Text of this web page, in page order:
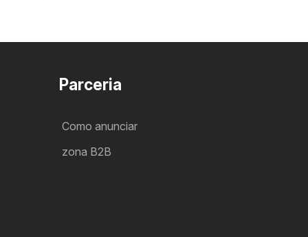
Parceria
Como anunciar
zona B2B